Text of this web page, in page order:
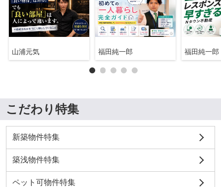
山浦元気 福田純一郎 福田純一郎
こだわり特集
新築物件特集
築浅物件特集
ペット可物件特集